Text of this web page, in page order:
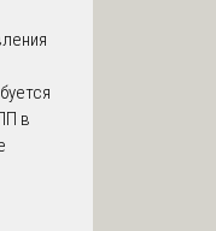
в